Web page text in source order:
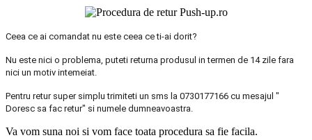
Ceea ce ai comandat nu este ceea ce ti-ai dorit?
Nu este nici o problema, puteti returna produsul in termen de 14 zile fara
nici un motiv intemeiat.
Pentru retur super simplu trimiteti un sms la 0730177166 cu mesajul "
Doresc sa fac retur" si numele dumneavoastra.
Va vom suna noi si vom face toata procedura sa fie facila.